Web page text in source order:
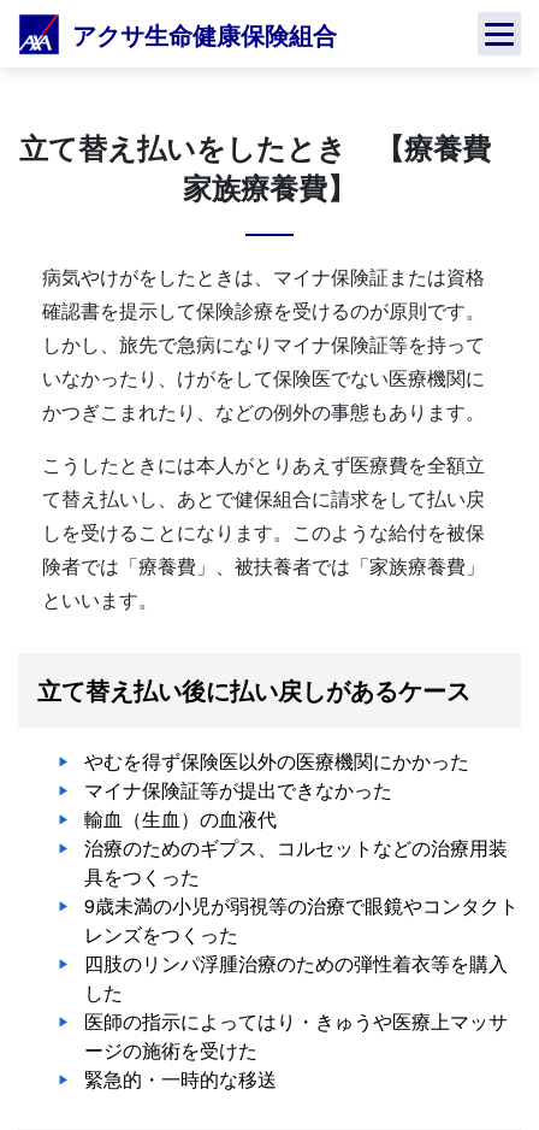
Skip
アクサ生命健康保険組合
立て替え払いをしたとき 【療養費
家族療養費】
病気やけがをしたときは、マイナ保険証または資格
確認書を提示して保険診療を受けるのが原則です。
しかし、旅先で急病になりマイナ保険証等を持って
いなかったり、けがをして保険医でない医療機関に
かつぎこまれたり、などの例外の事態もあります。
こうしたときには本人がとりあえず医療費を全額立
て替え払いし、あとで健保組合に請求をして払い戻
しを受けることになります。このような給付を被保
険者では「療養費」、被扶養者では「家族療養費」
といいます。
立て替え払い後に払い戻しがあるケース
やむを得ず保険医以外の医療機関にかかった
マイナ保険証等が提出できなかった
輸血（生血）の血液代
治療のためのギプス、コルセットなどの治療用装
具をつくった
9歳未満の小児が弱視等の治療で眼鏡やコンタクト
レンズをつくった
四肢のリンパ浮腫治療のための弾性着衣等を購入
した
医師の指示によってはり・きゅうや医療上マッサ
ージの施術を受けた
緊急的・一時的な移送